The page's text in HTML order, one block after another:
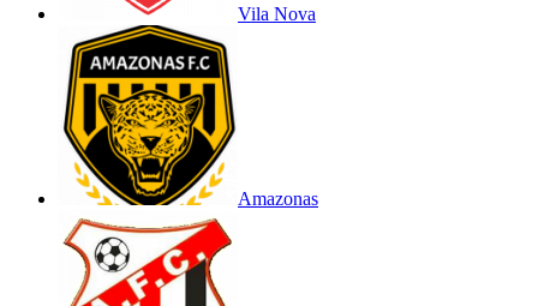
Vila Nova
Amazonas